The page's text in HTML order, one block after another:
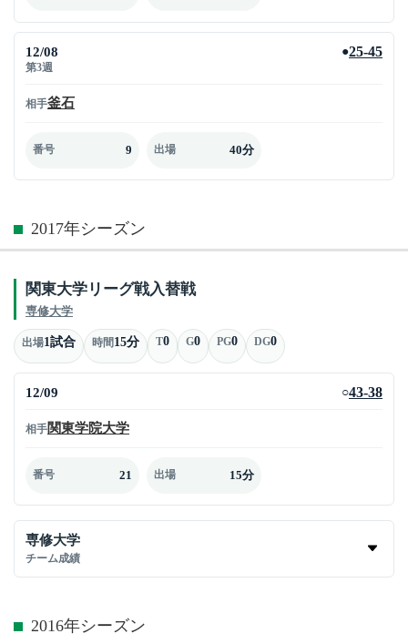
12/08
第3週
●25-45
相手釜石
番号 9 出場 40分
2017年シーズン
関東大学リーグ戦入替戦
専修大学
出場1試合 時間15分 T0 G0 PG0 DG0
12/09 ○43-38
相手関東学院大学
番号 21 出場 15分
専修大学
チーム成績
2016年シーズン